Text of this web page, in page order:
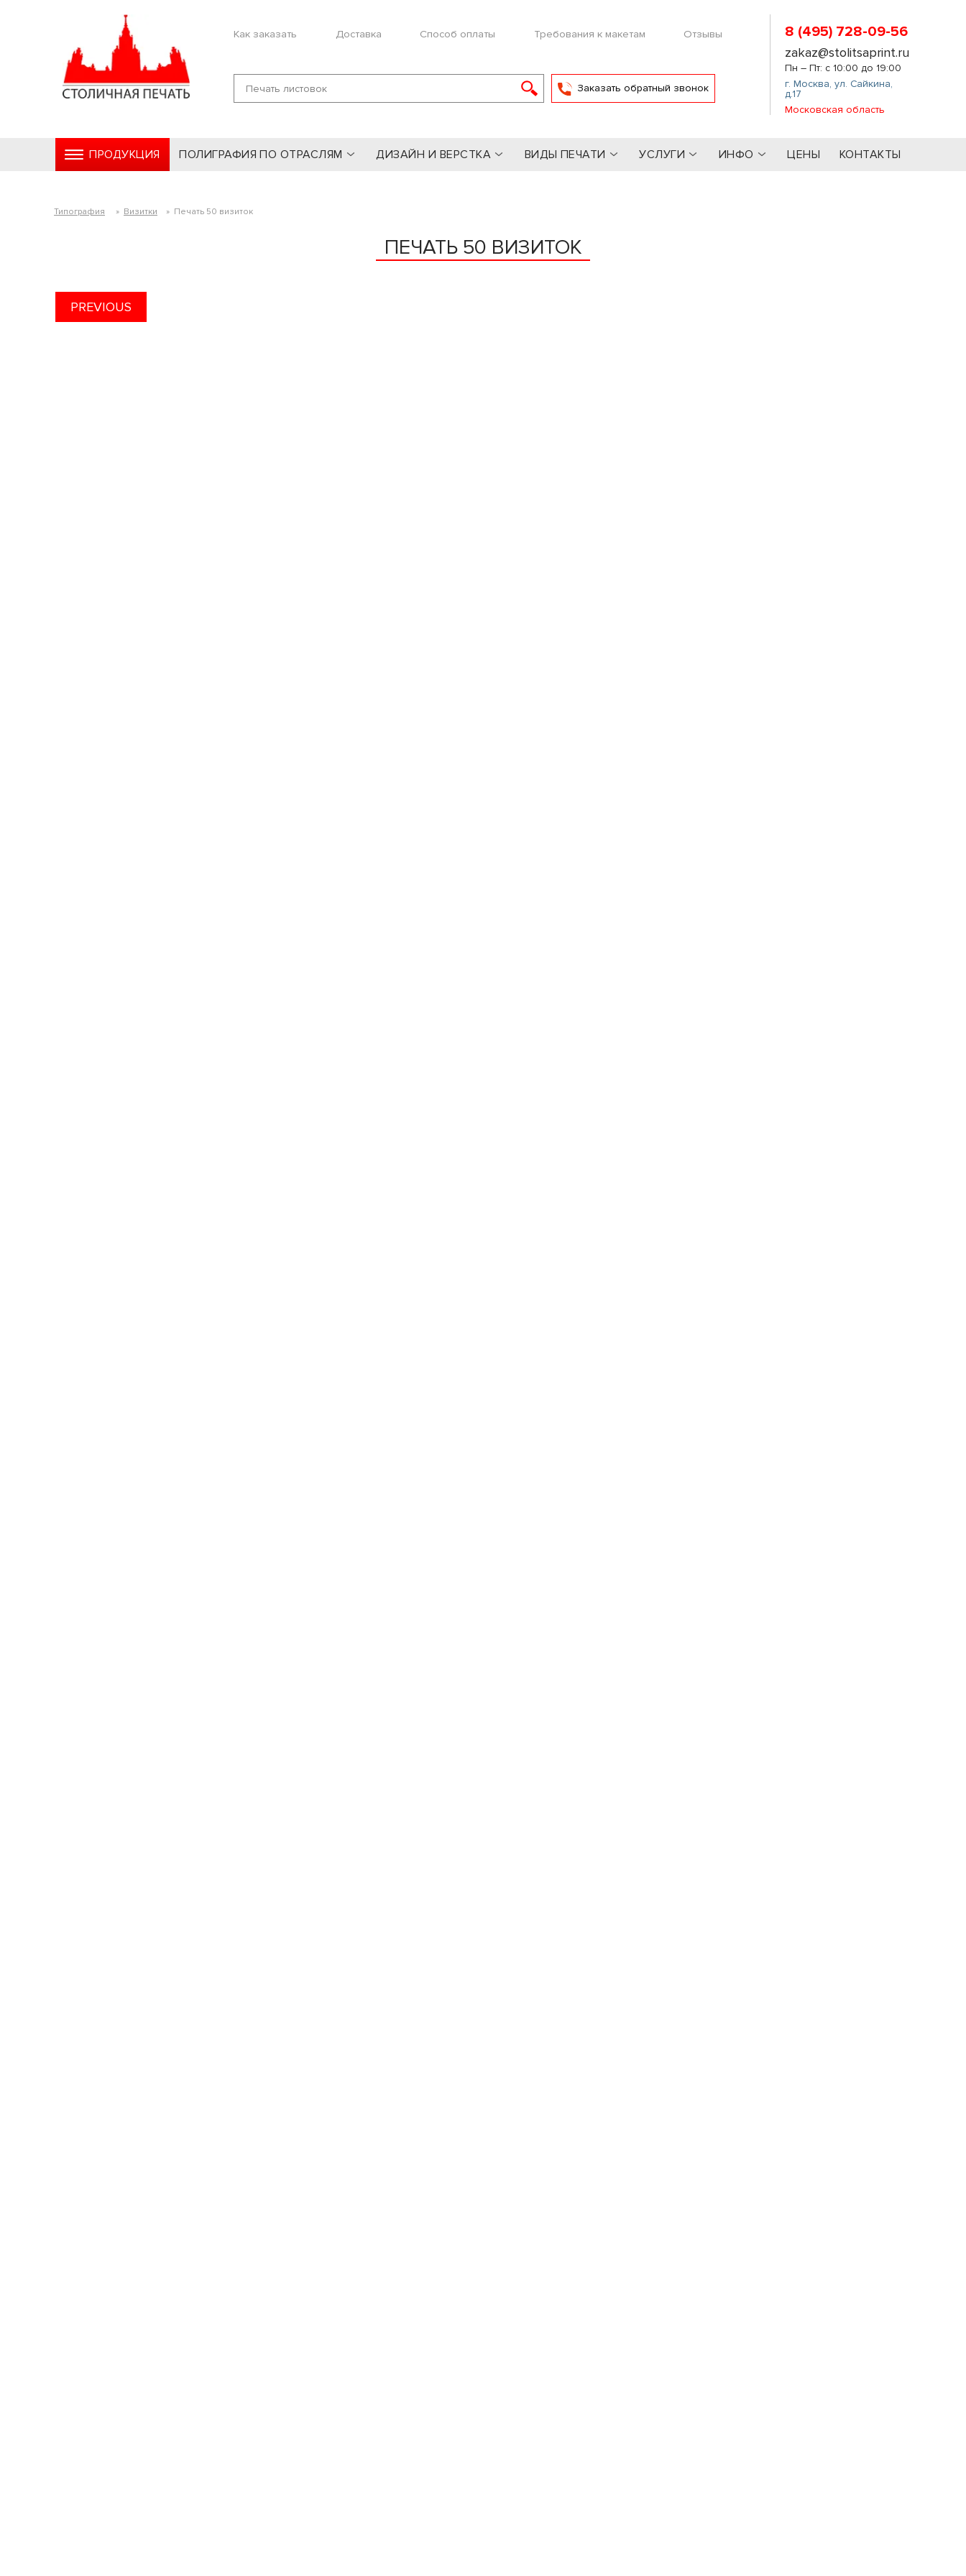
Как заказать Доставка Способ оплаты Требования к макетам Отзывы
Заказать обратный звонок
8 (495) 728-09-56
zakaz@stolitsaprint.ru
Пн – Пт: с 10:00 до 19:00
г. Москва,ул. Сайкина,
д.17
Московская область
ПРОДУКЦИЯ ПОЛИГРАФИЯ ПО ОТРАСЛЯМ ДИЗАЙН И ВЕРСТКА ВИДЫ ПЕЧАТИ УСЛУГИ ИНФО ЦЕНЫ КОНТАКТЫ
Типография » Визитки » Печать 50 визиток
ПЕЧАТЬ 50 ВИЗИТОК
PREVIOUS